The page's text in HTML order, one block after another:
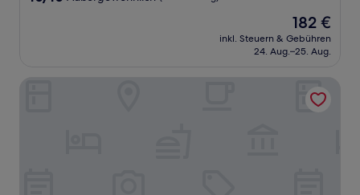
Der
Preis
beträgt
182 €
inkl. Steuern & Gebühren
24. Aug.–25. Aug.